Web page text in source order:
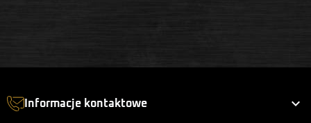
Informacje kontaktowe 